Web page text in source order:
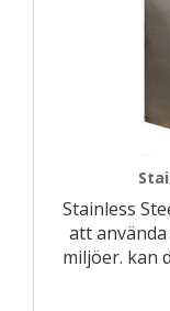
Stainless
att
miljöer. kan